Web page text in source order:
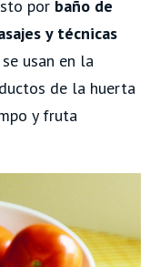
por baño de
y técnicas
usan en la
de la huerta
y fruta